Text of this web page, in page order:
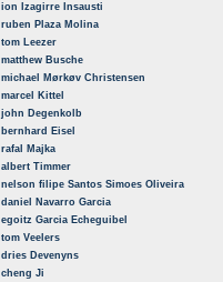
ion Izagirre Insausti
ruben Plaza Molina
tom Leezer
matthew Busche
michael Mørkøv Christensen
marcel Kittel
john Degenkolb
bernhard Eisel
rafal Majka
albert Timmer
nelson filipe Santos Simoes Oliveira
daniel Navarro Garcia
egoitz Garcia Echeguibel
tom Veelers
dries Devenyns
cheng Ji